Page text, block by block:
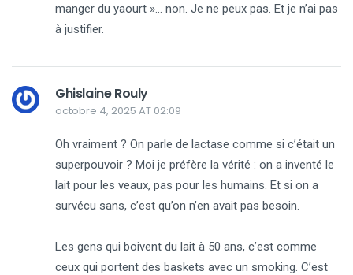
manger du yaourt »… non. Je ne peux pas. Et je n’ai pas
à justifier.
Ghislaine Rouly
octobre 4, 2025 AT 02:09
Oh vraiment ? On parle de lactase comme si c’était un
superpouvoir ? Moi je préfère la vérité : on a inventé le
lait pour les veaux, pas pour les humains. Et si on a
survécu sans, c’est qu’on n’en avait pas besoin.
Les gens qui boivent du lait à 50 ans, c’est comme
ceux qui portent des baskets avec un smoking. C’est